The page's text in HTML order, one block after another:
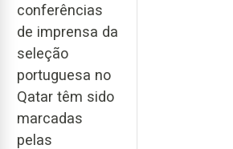
conferências
de imprensa da
seleção
portuguesa no
Qatar têm sido
marcadas
pelas